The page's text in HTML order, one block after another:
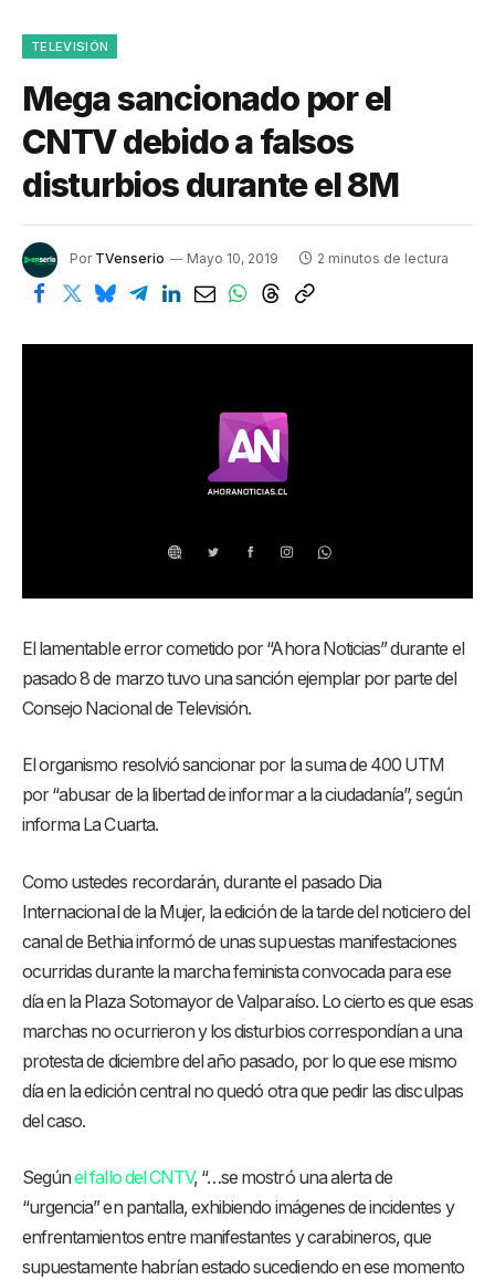
TELEVISIÓN
Mega sancionado por el
CNTV debido a falsos
disturbios durante el 8M
Por TVenserio Mayo 10, 2019 2 minutos de lectura
El lamentable error cometido por “Ahora Noticias” durante el
pasado 8 de marzo tuvo una sanción ejemplar por parte del
Consejo Nacional de Televisión.
El organismo resolvió sancionar por la suma de 400 UTM
por “abusar de la libertad de informar a la ciudadanía”, según
informa La Cuarta.
Como ustedes recordarán, durante el pasado Dia
Internacional de la Mujer, la edición de la tarde del noticiero del
canal de Bethia informó de unas supuestas manifestaciones
ocurridas durante la marcha feminista convocada para ese
día en la Plaza Sotomayor de Valparaíso. Lo cierto es que esas
marchas no ocurrieron y los disturbios correspondían a una
protesta de diciembre del año pasado, por lo que ese mismo
día en la edición central no quedó otra que pedir las disculpas
del caso.
Segúnel fallo del CNTV, “…se mostró una alerta de
“urgencia” en pantalla, exhibiendo imágenes de incidentes y
enfrentamientos entre manifestantes y carabineros, que
supuestamente habrían estado sucediendo en ese momento